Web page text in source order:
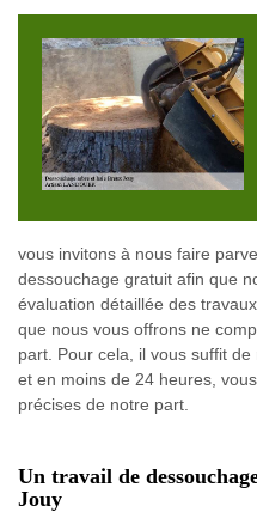
vous invitons à nous faire
dessouchage gratuit afin que
évaluation détaillée des
que nous vous offrons ne
part. Pour cela, il vous suffit
et en moins de 24 heures,
précises de notre part.
Un travail de
Jouy